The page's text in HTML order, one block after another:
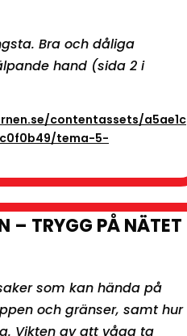
Bra och dåliga
hand (sida 2 i
contentassets/a5ae1c
tema-5-
– TRYGG PÅ NÄTET
som kan hända på
och gränser, samt hur
Vikten av att våga ta